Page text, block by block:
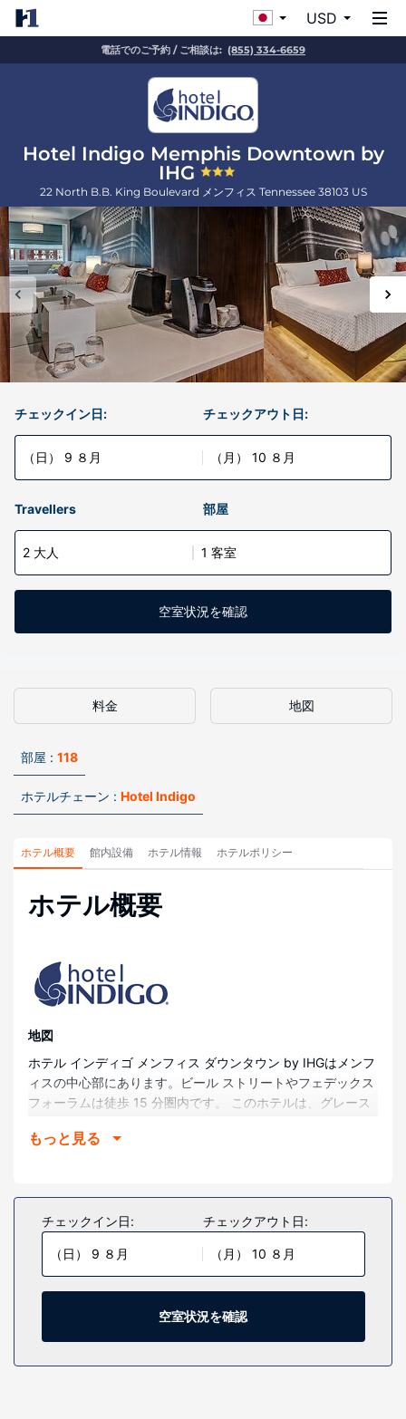
USD
電話でのご予約 / ご相談は: (855) 334-6659
Hotel Indigo Memphis Downtown by
IHG
22 North B.B. King Boulevard メンフィス Tennessee 38103 US
チェックイン日:
（日） 9 ８月
チェックアウト日:
（月） 10 ８月
Travellers 部屋
2 大人 1 客室
空室状況を確認
料金 地図
部屋 : 118
ホテルチェーン : Hotel Indigo
ホテル概要 館内設備 ホテル情報 ホテルポリシー
ホテル概要
地図
ホテル インディゴ メンフィス ダウンタウン by IHGはメンフ
ィスの中心部にあります。ビール ストリートやフェデックス
フォーラムは徒歩 15 分圏内です。 このホテルは、グレース
ピラミッドまで 1.9 km の場所にあります。
全部で 118 室ある冷房完備の客室には薄型テレビが備わって
おり、ゆったりおくつろぎいただけます。客室ではWiFi (無
料)をご利用いただけます。シャワーのある専用バスルームに
は、レインフォールシャワー、デザイナーバスアメニティが
備わっています。デスク、コーヒー / ティーメーカーの他
に、市内通話 (無料)付きの電話をご利用いただけます。
どのレクリエーション設備をご利用ください。その他の設備
もっと見る
チェックイン日:
（日） 9 ８月
チェックアウト日:
（月） 10 ８月
空室状況を確認